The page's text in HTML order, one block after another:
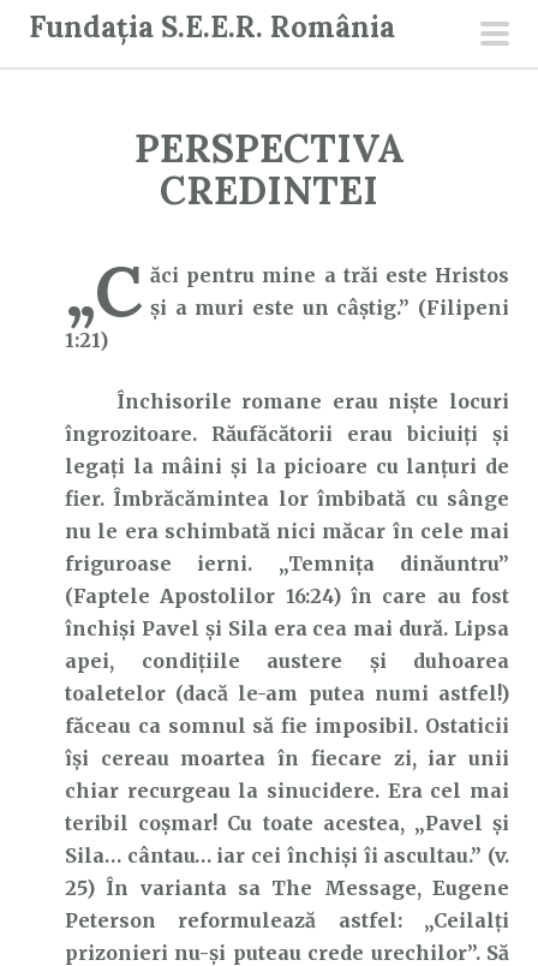
Fundația S.E.E.R. România
PERSPECTIVA
CREDINTEI
„C ăci pentru mine a trăi este Hristos
şi a muri este un câştig.” (Filipeni
1:21)
Închisorile romane erau nişte locuri
îngrozitoare. Răufăcătorii erau biciuiţi şi
legaţi la mâini și la picioare cu lanţuri de
fier. Îmbrăcămintea lor îmbibată cu sânge
nu le era schimbată nici măcar în cele mai
friguroase ierni. „Temnița dinăuntru”
(Faptele Apostolilor 16:24) în care au fost
închişi Pavel şi Sila era cea mai dură. Lipsa
apei, condiţiile austere şi duhoarea
toaletelor (dacă le-am putea numi astfel!)
făceau ca somnul să fie imposibil. Ostaticii
îşi cereau moartea în fiecare zi, iar unii
chiar recurgeau la sinucidere. Era cel mai
teribil coşmar! Cu toate acestea, „Pavel şi
Sila… cântau… iar cei închişi îi ascultau.” (v.
25) În varianta sa The Message, Eugene
Peterson reformulează astfel: „Ceilalţi
prizonieri nu-şi puteau crede urechilor”. Să